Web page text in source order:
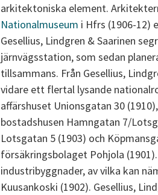
arkitektoniska element.
Nationalmuseum i Hfrs (1906-12)
Gesellius, Lindgren & Saarinen
järnvägsstation, som sedan
tillsammans. Från Gesellius,
vidare ett flertal lysande
affärshuset Unionsgatan 30
bostadshusen Hamngatan 7/
Lotsgatan 5 (1903) och
försäkringsbolaget Pohjola
industribyggnader, av vilka kan
Kuusankoski (1902). Gesellius,